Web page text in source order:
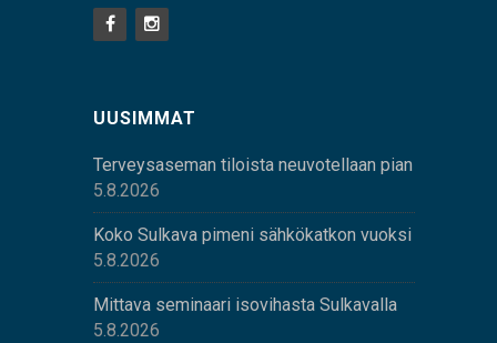
UUSIMMAT
Terveysaseman tiloista neuvotellaan pian
5.8.2026
Koko Sulkava pimeni sähkökatkon vuoksi
5.8.2026
Mittava seminaari isovihasta Sulkavalla
5.8.2026